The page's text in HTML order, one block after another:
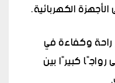
الأجهزة الكهربائية.
وكفاءة في
كبيرًا بين